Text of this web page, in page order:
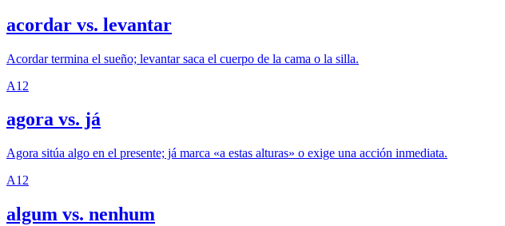
acordar vs. levantar
Acordar termina el sueño; levantar saca el cuerpo de la cama o la silla.
A1 2
agora vs. já
Agora sitúa algo en el presente; já marca «a estas alturas» o exige una acción inmediata.
A1 2
algum vs. nenhum